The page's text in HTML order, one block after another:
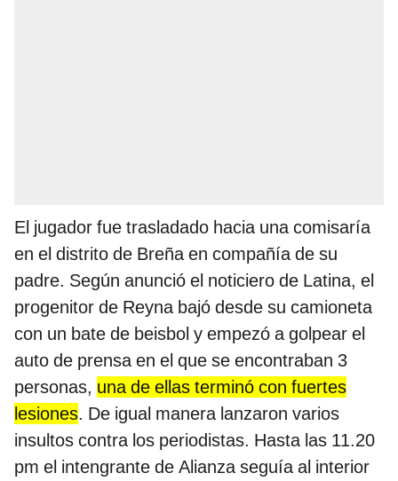
El jugador fue trasladado hacia una comisaría
en el distrito de Breña en compañía de su
padre. Según anunció el noticiero de Latina, el
progenitor de Reyna bajó desde su camioneta
con un bate de beisbol y empezó a golpear el
auto de prensa en el que se encontraban 3
personas, una de ellas terminó con fuertes
lesiones. De igual manera lanzaron varios
insultos contra los periodistas. Hasta las 11.20
pm el intengrante de Alianza seguía al interior